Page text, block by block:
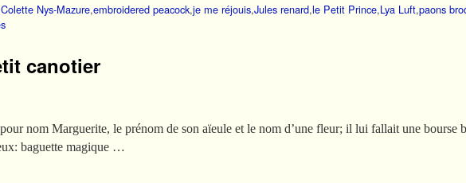
Colette Nys-Mazure,embroidered peacock,je me réjouis,Jules renard,le Petit Prince,Lya Luft,paons
canotier
nom Marguerite, le prénom de son aïeule et le nom d’une fleur; il lui fallait une bourse
baguette magique …